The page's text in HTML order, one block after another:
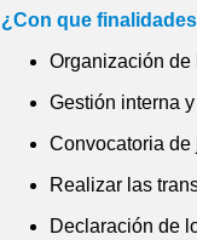
¿Con que
Organización de
Gestión interna
Convocatoria de
Realizar las
Declaración de